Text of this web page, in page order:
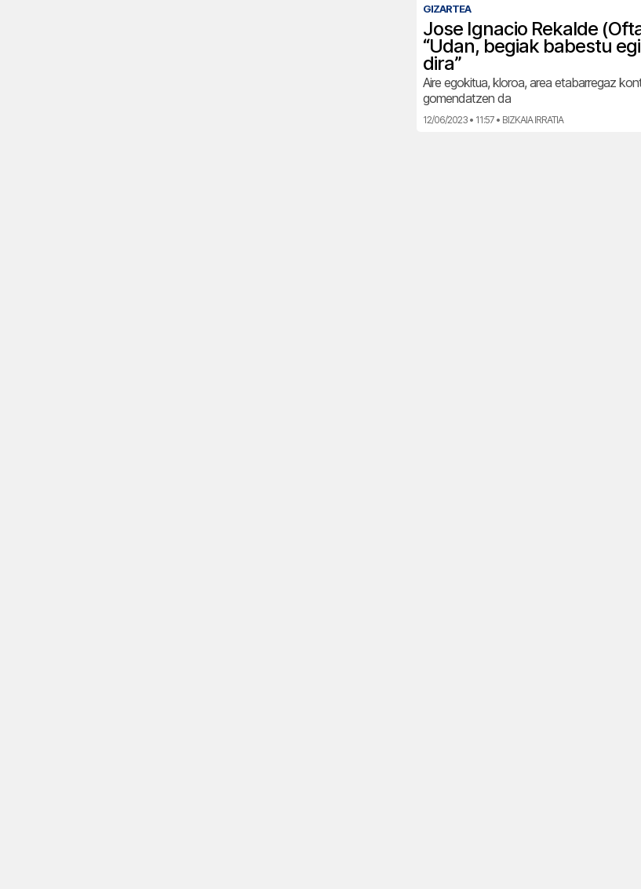
GIZARTEA
Jose Ignacio Rekalde
“Udan, begiak babestu
dira”
Aire egokitua, kloroa, area etabarregaz
gomendatzen da
12/06/2023 • 11:57 • BIZKAIA IRRATIA